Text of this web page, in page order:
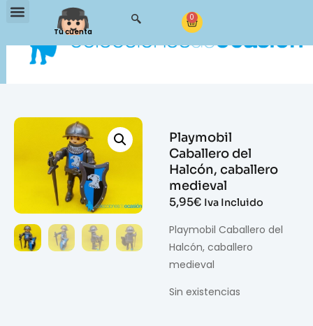
Tu cuenta
0
Playmobil
Caballero del
Halcón, caballero
medieval
5,95€ Iva Incluido
Playmobil Caballero del
Halcón, caballero
medieval
Sin existencias